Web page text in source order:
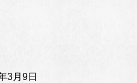
3月9日